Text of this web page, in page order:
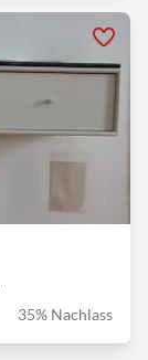
35% Nachlass